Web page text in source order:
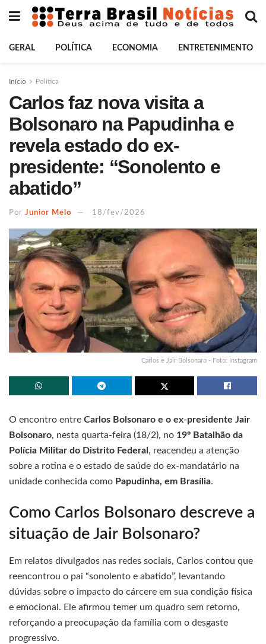
GERAL POLÍTICA ECONOMIA ENTRETENIMENTO
Início Política
Carlos faz nova visita a
Bolsonaro na Papudinha e
revela estado do ex-
presidente: “Sonolento e
abatido”
Por Junior Melo 18/fev/2026
Carlos e Jair Bolsonaro - Foto: Instagram
O encontro entre Carlos Bolsonaro e o ex-presidente Jair
Bolsonaro, nesta quarta-feira (18/2), no 19º Batalhão da
Polícia Militar do Distrito Federal , reacendeu a atenção
sobre a rotina e o estado de saúde do ex-mandatário na
unidade conhecida como Papudinha, em Brasília.
Como Carlos Bolsonaro descreve a
situação de Jair Bolsonaro?
Em relatos divulgados nas redes sociais, Carlos contou que
reencontrou o pai “sonolento e abatido”, levantando
dúvidas sobre o impacto do cárcere em sua condição física
e emocional. Ele afirmou temer um quadro sem retorno,
reforçando a preocupação da família com o desgaste
progressivo.